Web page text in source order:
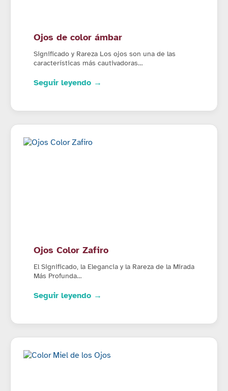
Ojos de color ámbar
Significado y Rareza Los ojos son una de las
características más cautivadoras…
Seguir leyendo →
Ojos Color Zafiro
El Significado, la Elegancia y la Rareza de la Mirada
Más Profunda…
Seguir leyendo →